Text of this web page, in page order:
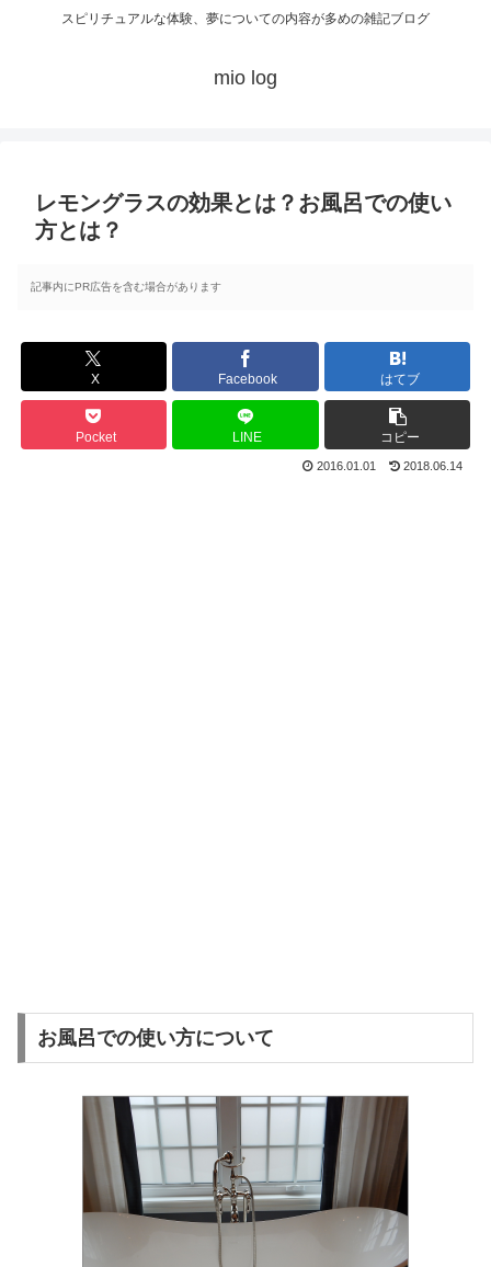
スピリチュアルな体験、夢についての内容が多めの雑記ブログ
mio log
レモングラスの効果とは？お風呂での使い
方とは？
記事内にPR広告を含む場合があります
X Facebook はてブ
Pocket LINE コピー
2016.01.01 2018.06.14
お風呂での使い方について